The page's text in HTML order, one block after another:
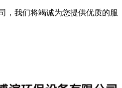
，我们将竭诚为您提供优质的服